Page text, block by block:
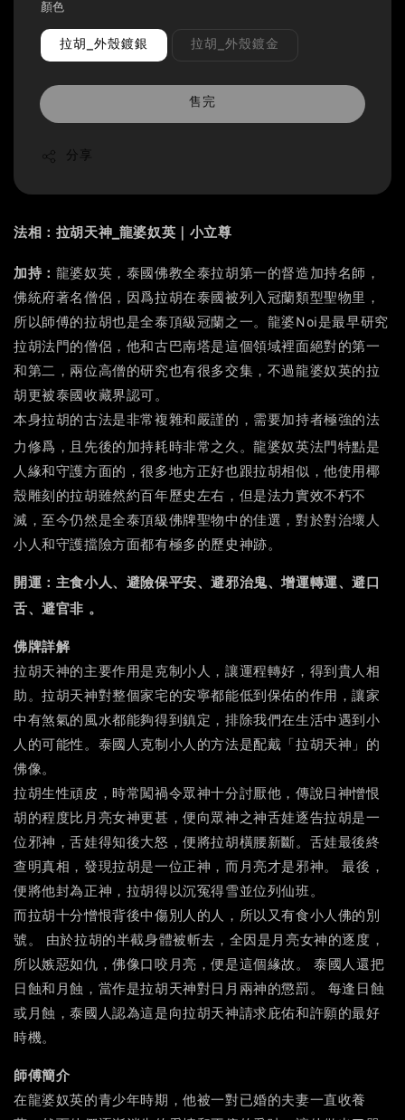
顏色
拉胡_外殼鍍銀 拉胡_外殼鍍金
售完
分享
法相：拉胡天神_龍婆奴英｜小立尊
加持： 龍婆奴英 ，泰國佛教全泰拉胡第一的督造加持名師，
佛統府著名僧侶，因爲拉胡在泰國被列入冠蘭類型聖物里，
所以師傅的拉胡也是全泰頂級冠蘭之一。龍婆Noi是最早研究
拉胡法門的僧侶，他和古巴南塔是這個領域裡面絕對的第一
和第二，兩位高僧的研究也有很多交集，不過龍婆奴英的拉
胡更被泰國收藏界認可。
本身拉胡的古法是非常複雜和嚴謹的，需要加持者極強的法
力修爲，且先後的加持耗時非常之久。龍婆奴英法門特點是
人緣和守護方面的，很多地方正好也跟拉胡相似，他使用椰
殼雕刻的拉胡雖然約百年歷史左右，但是法力實效不朽不
滅，至今仍然是全泰頂級佛牌聖物中的佳選，對於對治壞人
小人和守護擋險方面都有極多的歷史神跡。
開運：主食小人、 避險保平安、避邪治鬼、增運轉運、避口
舌、避官非 。
佛牌詳解
拉胡天神的主要作用是克制小人，讓運程轉好，得到貴人相
助。拉胡天神對整個家宅的安寧都能低到保佑的作用，讓家
中有煞氣的風水都能夠得到鎮定，排除我們在生活中遇到小
人的可能性。泰國人克制小人的方法是配戴「拉胡天神」的
佛像。
拉胡生性頑皮，時常闖禍令眾神十分討厭他，傳說日神憎恨
胡的程度比月亮女神更甚，便向眾神之神舌娃逐告拉胡是一
位邪神，舌娃得知後大怒，便將拉胡橫腰新斷。舌娃最後終
查明真相，發現拉胡是一位正神，而月亮才是邪神。 最後，
便將他封為正神，拉胡得以沉冤得雪並位列仙班。
而拉胡十分憎恨背後中傷別人的人，所以又有食小人佛的別
號。 由於拉胡的半截身體被斬去，全因是月亮女神的逐度，
所以嫉惡如仇，佛像口咬月亮，便是這個緣故。 泰國人還把
日蝕和月蝕，當作是拉胡天神對日月兩神的懲罰。 每逢日蝕
或月蝕，泰國人認為這是向拉胡天神請求庇佑和許願的最好
時機。
師傅簡介
在龍婆奴英的青少年時期，他被一對已婚的夫妻一直收養